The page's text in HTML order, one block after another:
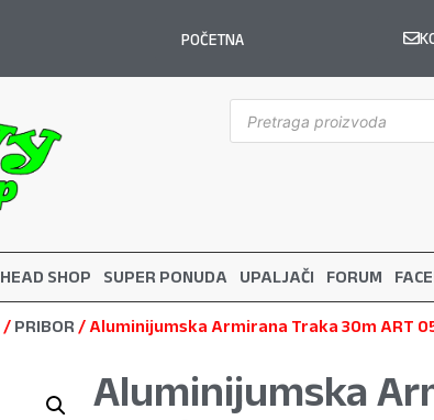
POČETNA
HEAD SHOP SUPER PONUDA UPALJAČI FORUM
/ PRIBOR / Aluminijumska Armirana Traka 30m ART
Aluminijumska